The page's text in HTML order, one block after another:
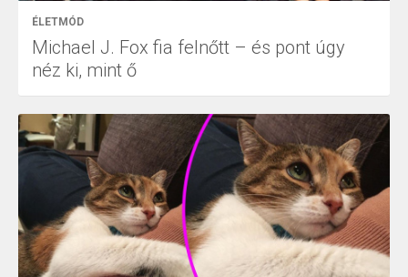
ÉLETMÓD
Michael J. Fox fia felnőtt – és pont úgy
néz ki, mint ő